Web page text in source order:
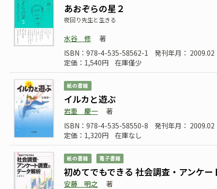
あおぞらの星２
夜回り先生と生きる
水谷 修
著
ISBN：978-4-535-58562-1
発刊年月： 2009.02
定価：1,540円
在庫僅少
紙の書籍
イルカと遊ぶ
岩重 慶一
著
ISBN：978-4-535-58550-8
発刊年月： 2009.02
定価：1,320円
在庫なし
紙の書籍 電子書籍
初めてでもできる 社会調査・アンケ
安藤 明之
著